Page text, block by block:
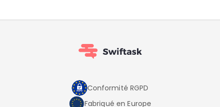
Conformité RGPD
Fabriqué en Europe